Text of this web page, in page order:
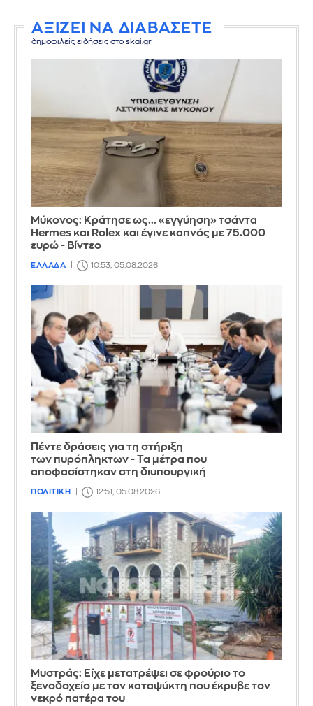
ΑΞΙΖΕΙ ΝΑ ΔΙΑΒΑΣΕΤΕ
δημοφιλείς ειδήσεις στο skai.gr
Μύκονος: Κράτησε ως... «εγγύηση» τσάντα
Hermes και Rolex και έγινε καπνός με 75.000
ευρώ - Βίντεο
ΕΛΛΑΔΑ 10:53, 05.08.2026
Πέντε δράσεις για τη στήριξη
των πυρόπληκτων - Τα μέτρα που
αποφασίστηκαν στη διυπουργική
ΠΟΛΙΤΙΚΗ 12:51, 05.08.2026
Mυστράς: Είχε μετατρέψει σε φρούριο το
ξενοδοχείο με τον καταψύκτη που έκρυβε τον
νεκρό πατέρα του